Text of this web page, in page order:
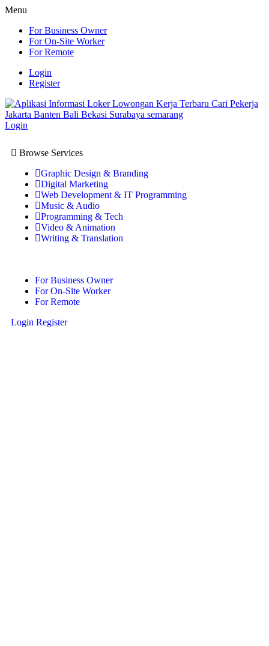
Menu
For Business Owner
For On-Site Worker
For Remote
Login
Register
Login
Browse Services
Graphic Design & Branding
Digital Marketing
Web Development & IT Programming
Music & Audio
Programming & Tech
Video & Animation
Writing & Translation
For Business Owner
For On-Site Worker
For Remote
Login Register